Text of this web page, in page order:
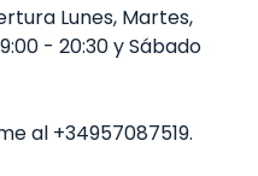
Lunes, Martes,
- 20:30 y Sábado
al +34957087519.